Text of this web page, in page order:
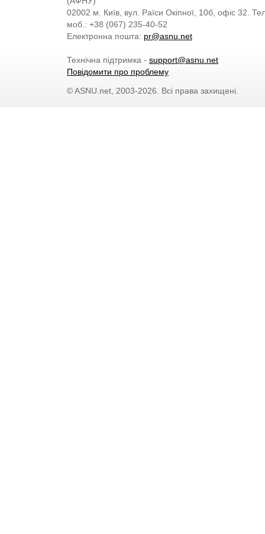
02002 м. Київ, вул. Раїси Окіпної, 10б, офіс 32.
моб.: +38 (067) 235-40-52
Електронна пошта: pr@asnu.net
Технічна підтримка - support@asnu.net
Повідомити про проблему
© ASNU.net, 2003-2026. Всі права захищені.